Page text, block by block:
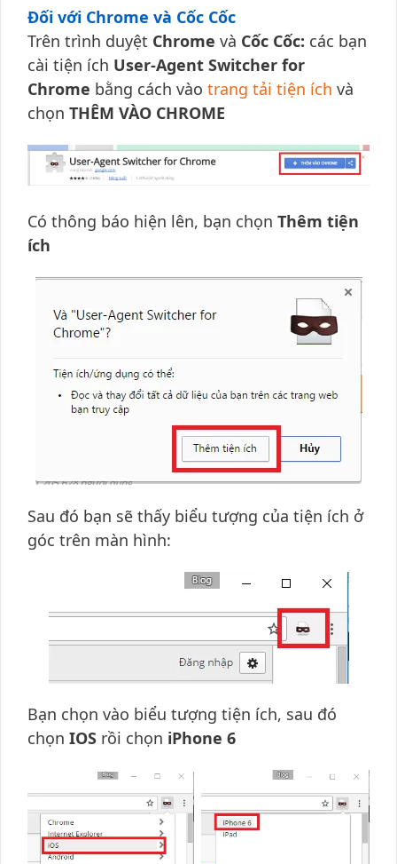
Đối với Chrome và Cốc Cốc
Trên trình duyệt Chrome và Cốc Cốc: các bạn
cài tiện ích User-Agent Switcher for
Chrome bằng cách vào trang tải tiện ích và
chọn THÊM VÀO CHROME
Có thông báo hiện lên, bạn chọn Thêm tiện
ích
Sau đó bạn sẽ thấy biểu tượng của tiện ích ở
góc trên màn hình:
Bạn chọn vào biểu tượng tiện ích, sau đó
chọn IOS rồi chọn iPhone 6